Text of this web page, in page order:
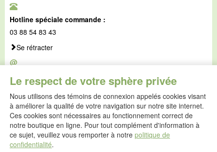
Le respect de votre sphère privée
Nous utilisons des témoins de connexion appelés cookies visant
à améliorer la qualité de votre navigation sur notre site internet.
Ces cookies sont nécessaires au fonctionnement correct de
notre boutique en ligne. Pour tout complément d'information à
ce sujet, veuillez vous remporter à notre politique de
confidentialité.
Hotline spéciale commande :
03 88 54 83 43
Se rétracter
@
service@idealsko.fr
@
Formulaire de contact
Aller au formulaire de contact